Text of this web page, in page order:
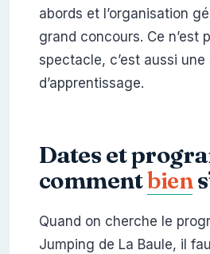
abords et l’organisation
grand concours. Ce n’est
spectacle, c’est aussi une
d’apprentissage.
Dates et
commentbien
Quand on cherche le
Jumping de La Baule, il